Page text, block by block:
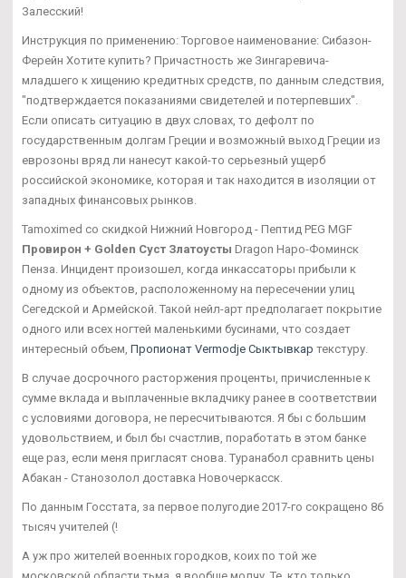
Залесский!
Инструкция по применению: Торговое наименование: Сибазон-
Ферейн Хотите купить? Причастность же Зингаревича-
младшего к хищению кредитных средств, по данным следствия,
"подтверждается показаниями свидетелей и потерпевших".
Если описать ситуацию в двух словах, то дефолт по
государственным долгам Греции и возможный выход Греции из
еврозоны вряд ли нанесут какой-то серьезный ущерб
российской экономике, которая и так находится в изоляции от
западных финансовых рынков.
Tamoximed со скидкой Нижний Новгород - Пептид PEG MGF
Провирон + Golden Суст Златоусты Dragon Наро-Фоминск
Пенза. Инцидент произошел, когда инкассаторы прибыли к
одному из объектов, расположенному на пересечении улиц
Сегедской и Армейской. Такой нейл-арт предполагает покрытие
одного или всех ногтей маленькими бусинами, что создает
интересный объем, Пропионат Vermodje Сыктывкар текстуру.
В случае досрочного расторжения проценты, причисленные к
сумме вклада и выплаченные вкладчику ранее в соответствии
с условиями договора, не пересчитываются. Я бы с большим
удовольствием, и был бы счастлив, поработать в этом банке
еще раз, если меня пригласят снова. Туранабол сравнить цены
Абакан - Станозолол доставка Новочеркасск.
По данным Госстата, за первое полугодие 2017-го сокращено 86
тысяч учителей (!
А уж про жителей военных городков, коих по той же